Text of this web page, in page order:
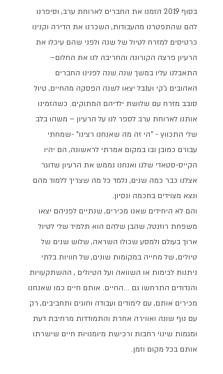
בסוף 2019 הזמנו את החברים לארוחת ערב, וסיפרנו
להם שהתפטרנו מהעבודות, השכרנו את הדירה וקנינו
כרטיסים למזרח לטיול של שנה ולפני שהם עיכלו את
הרעיון פרצה הקורונה והחריבה לנו את החלום–
התאבלנו עליו במשך שנה.שנה לפנינו החברים
האהובים ג'קי וענבל יצאו לשנה הפסקה מהחיים, טיול
סובב מזרח עם שלושת ילדיהם המתוקים. כשהזמינו
אותנו לארוחת ערב לספר לנו על הרעיון – משהו בלב
שלי התכווץ - "הי זה מה שאנחנו רצינו" -שמחתי
עבורם כמובן ובו במקום אמרתי לראשונה, הם יהיו
הקייס-סטאדי שלנו ואנחנו נממש את הרעיון שדוגר
אצלנו כבר כמה שנים, נלמד כל מה שצריך ללמוד מהם
ונצא מצוידים בחכמה ונסיון.
והם לא היחידים שאנו מכירים, שנתיים לפניהם יצאו
משפחת רוזנטל, שהבן שלהם הוא תלמיד שלי לטיול
ארוך בעולם ולמסע שכולו השראה, שלוש שנים של
טיולים, של מחייה במקומות שונים, של חוויות בלתי
ניתנות לכימות או השוואה ועל הטיולים , ההשתקעויות
והנדודים התרחשו גם ...החיים. אותם חיים כמו שאנחנו
מכירים אותם, עם לימודים ועבודה וחוגים ותחביבים, רק
עם נוף שונה ואווירה אחרת והתמודדות מרחיבת דעת
ומגמות שינוי רחבות ורכישת מיומנויות חיים שישרתו
אותם בכל מקום וזמן.